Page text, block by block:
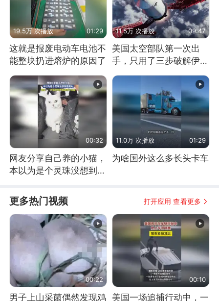
19.5万 次播放 01:29
这就是报废电动车电池不
能整块扔进熔炉的原因了
11.5万 次播放 09:47
美国太空部队第一次出
手，只用了三步破解伊朗
00:32
网友分享自己养的小猫，
本以为是个灵珠没想到是
11.0万 次播放 01:29
为啥国外这么多长头卡车
更多热门视频 打开应用 查看更多
00:22
男子上山采菌偶然发现鸡
00:10
美国一场追捕行动中，一